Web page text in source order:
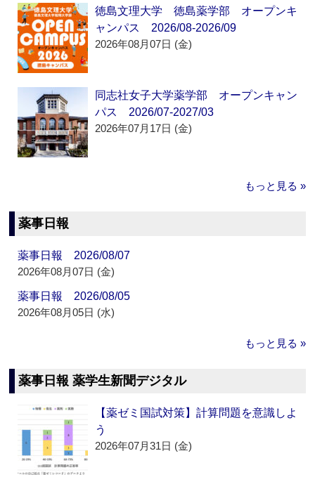
徳島文理大学 徳島薬学部 オープンキ
ャンパス 2026/08-2026/09
2026年08月07日 (金)
同志社女子大学薬学部 オープンキャン
パス 2026/07-2027/03
2026年07月17日 (金)
もっと見る »
薬事日報
薬事日報 2026/08/07
2026年08月07日 (金)
薬事日報 2026/08/05
2026年08月05日 (水)
もっと見る »
薬事日報 薬学生新聞デジタル
【薬ゼミ国試対策】計算問題を意識しよ
う
2026年07月31日 (金)